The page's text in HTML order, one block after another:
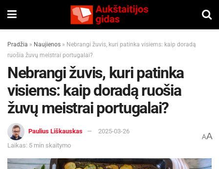
Pradžia » Naujienos » Nebrangi žuvis, kuri patinka visiems: kaip doradą
ruošia žuvų meistrai portugalai?
Nebrangi žuvis, kuri patinka
visiems: kaip doradą ruošia
žuvų meistrai portugalai?
Paulius Liškauskas
2025-03-26
Laikas: 5 min skaitymo
AA